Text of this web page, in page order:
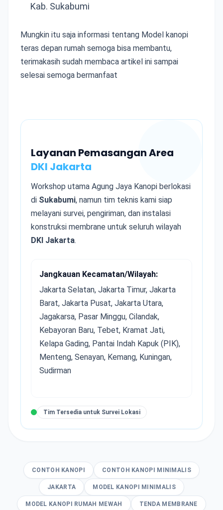
Kab. Sukabumi
Mungkin itu saja informasi tentang Model kanopi
teras depan rumah semoga bisa membantu,
terimakasih sudah membaca artikel ini sampai
selesai semoga bermanfaat
Layanan Pemasangan Area
DKI Jakarta
Workshop utama Agung Jaya Kanopi berlokasi
di Sukabumi, namun tim teknis kami siap
melayani survei, pengiriman, dan instalasi
konstruksi membrane untuk seluruh wilayah
DKI Jakarta.
Jangkauan Kecamatan/Wilayah:
Jakarta Selatan, Jakarta Timur, Jakarta
Barat, Jakarta Pusat, Jakarta Utara,
Jagakarsa, Pasar Minggu, Cilandak,
Kebayoran Baru, Tebet, Kramat Jati,
Kelapa Gading, Pantai Indah Kapuk (PIK),
Menteng, Senayan, Kemang, Kuningan,
Sudirman
Tim Tersedia untuk Survei Lokasi
CONTOH KANOPI CONTOH KANOPI MINIMALIS
JAKARTA MODEL KANOPI MINIMALIS
MODEL KANOPI RUMAH MEWAH TENDA MEMBRANE